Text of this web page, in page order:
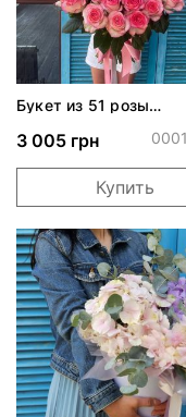
Букет из 51 розы
3 005 грн
Купить